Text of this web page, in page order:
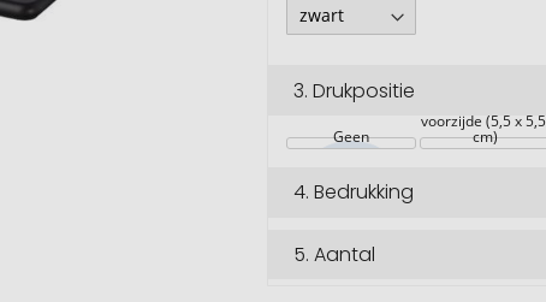
3.Drukpositie
Geen
voorzijde (5,5 x 5,5
cm)
4.Bedrukking
5.Aantal